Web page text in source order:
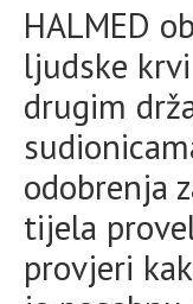
HALMED
ljudske
drugim
odobrenja
tijela
provjeri